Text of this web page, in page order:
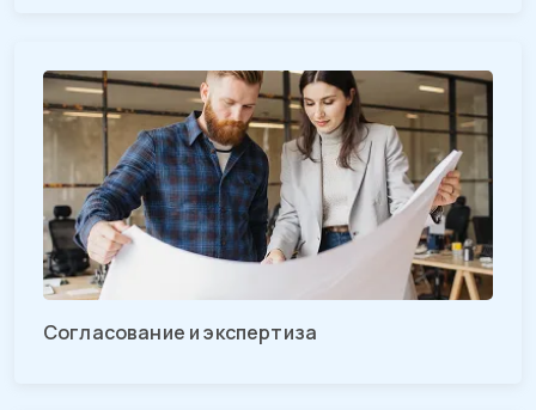
Согласование и экспертиза